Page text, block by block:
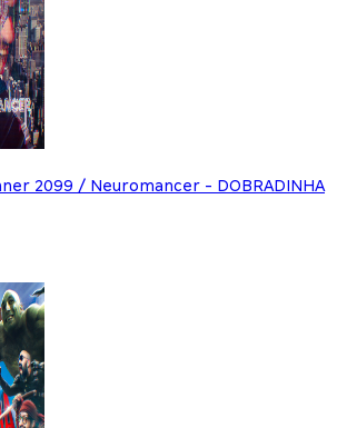
2099 / Neuromancer - DOBRADINHA